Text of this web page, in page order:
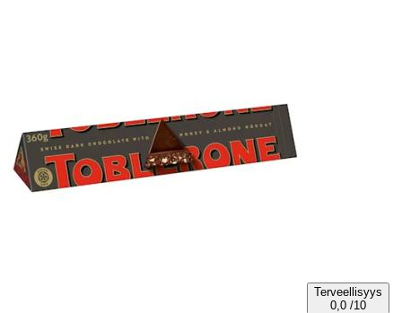
Terveellisyys
0,0 /10